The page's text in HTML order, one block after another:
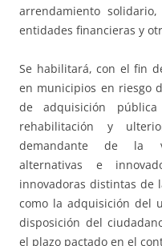
arrendamiento
entidades financieras y
Se habilitará, con el fin
en municipios en riesgo
de adquisición
rehabilitación y
demandante de la
alternativas e
innovadoras distintas de
como la adquisición del
disposición del
el plazo pactado en el